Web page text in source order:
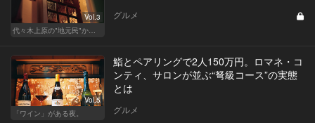
Vol.3
代々木上原の"地元民"から愛される名店
グルメ
Vol.5
「ワイン」がある夜。
鮨とペアリングで2人150万円。ロマネ・コ
ンティ、サロンが並ぶ“弩級コース”の実態
とは
グルメ